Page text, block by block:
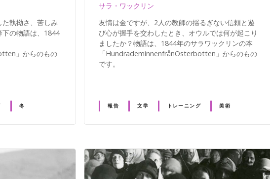
執拗さ、苦しみ
下の物語は、1844
」からのもの
冬
サラ・ワックリン
友情は金ですが、2人の教師の揺るぎない信頼と遊
び心が握手を交わしたとき、オウルでは何が起こり
ましたか？物語は、1844年のサラワックリンの本
「HundrademinnenfrånÖsterbotten」からのもの
です。
報告 文学 トレーニング 美術